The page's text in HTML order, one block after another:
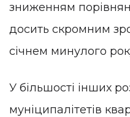
зниженням
досить скромним
січнем минулого
У більшості інших
муніципалітетів